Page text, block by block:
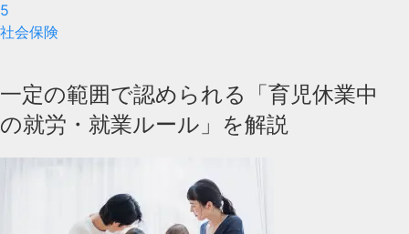
5
社会保険
一定の範囲で認められる「育児休業中
の就労・就業ルール」を解説